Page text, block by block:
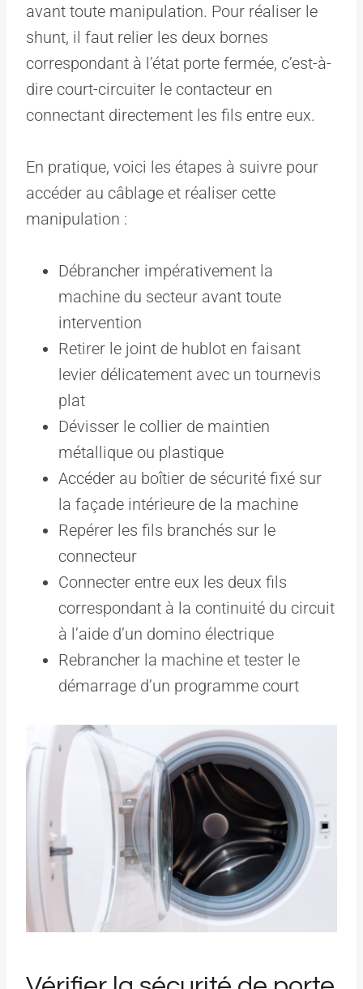
avant toute manipulation. Pour réaliser le
shunt, il faut relier les deux bornes
correspondant à l’état porte fermée, c’est-à-
dire court-circuiter le contacteur en
connectant directement les fils entre eux.
En pratique, voici les étapes à suivre pour
accéder au câblage et réaliser cette
manipulation :
Débrancher impérativement la
machine du secteur avant toute
intervention
Retirer le joint de hublot en faisant
levier délicatement avec un tournevis
plat
Dévisser le collier de maintien
métallique ou plastique
Accéder au boîtier de sécurité fixé sur
la façade intérieure de la machine
Repérer les fils branchés sur le
connecteur
Connecter entre eux les deux fils
correspondant à la continuité du circuit
à l’aide d’un domino électrique
Rebrancher la machine et tester le
démarrage d’un programme court